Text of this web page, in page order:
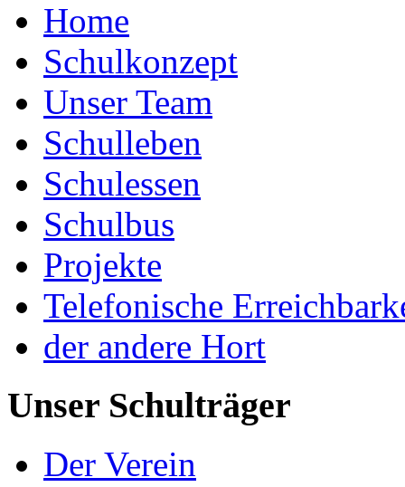
Home
Schulkonzept
Unser Team
Schulleben
Schulessen
Schulbus
Projekte
Telefonische
der andere Hort
Unser Schulträger
Der Verein